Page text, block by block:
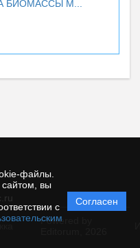
файлы.
вы
с
Согласен
БИОМАССЫ М...
Powered by